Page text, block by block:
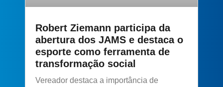
Robert Ziemann participa da
abertura dos JAMS e destaca o
esporte como ferramenta de
transformação social
Vereador destaca a importância de